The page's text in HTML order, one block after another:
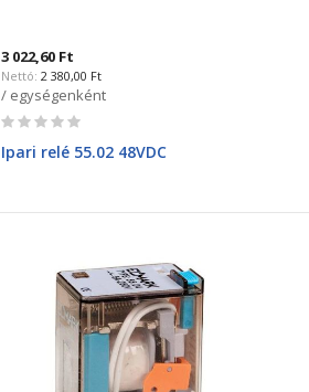
3 022,60 Ft
2 380,00 Ft
/ egységenként
Rating:
Ipari relé 55.02 48VDC